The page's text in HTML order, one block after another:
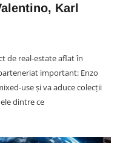
Karl
de real-estate aflat în
important: Enzo
use și va aduce colecții
dintre ce